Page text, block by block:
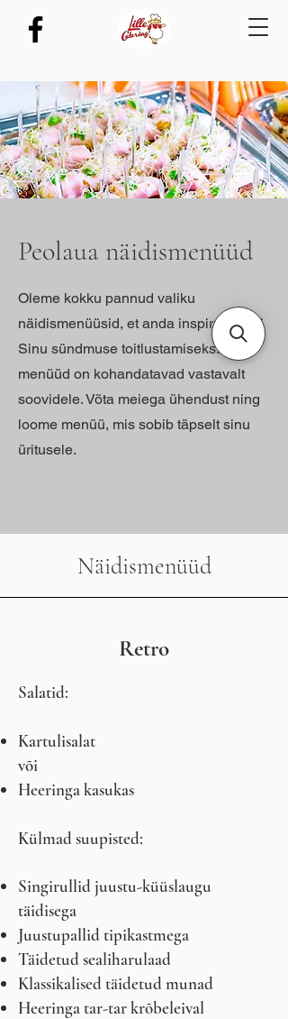
Peolaua näidismenüüd
Oleme kokku pannud valiku
näidismenüüsid, et anda inspiratsiooni
Sinu sündmuse toitlustamiseks. Kõik
menüüd on kohandatavad vastavalt
soovidele. Võta meiega ühendust ning
loome menüü, mis sobib täpselt sinu
üritusele.
Näidismenüüd
Retro
Salatid:
Kartulisalat
või
Heeringa kasukas
Külmad suupisted:
Singirullid juustu-küüslaugu
täidisega
Juustupallid tipikastmega
Täidetud sealiharulaad
Klassikalised täidetud munad
Heeringa tar-tar krõbeleival